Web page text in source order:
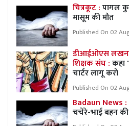
चित्रकूट :पागल
मासूम की मौत
Published On 02
डीआईओएस
शिक्षक संघ :कहा
चार्टर लागू करो
Published On 02
Badaun News :
चचेरे-भाई बहन